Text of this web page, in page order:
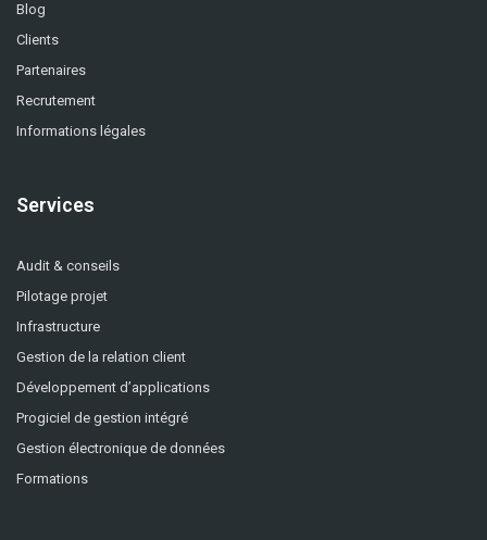
Blog
Clients
Partenaires
Recrutement
Informations légales
Services
Audit & conseils
Pilotage projet
Infrastructure
Gestion de la relation client
Développement d’applications
Progiciel de gestion intégré
Gestion électronique de données
Formations